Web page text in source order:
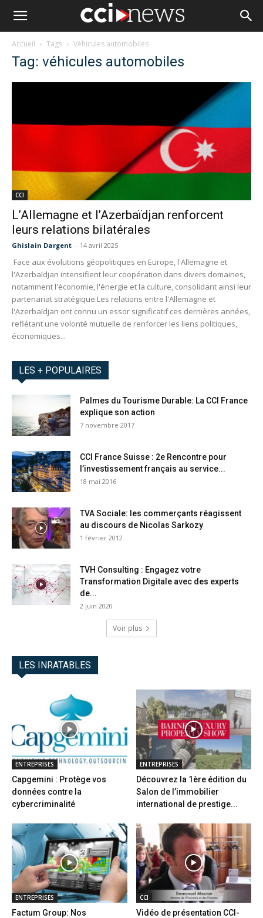
Accueil Tags Véhicules automobiles
Tag: véhicules automobiles
CCI
L’Allemagne et l’Azerbaïdjan renforcent
leurs relations bilatérales​
Ghislain Dargent - 14 avril 2025
Face aux évolutions géopolitiques en Europe, l'Allemagne et
l'Azerbaïdjan intensifient leur coopération dans divers domaines,
notamment l'économie, l'énergie et la culture, consolidant ainsi leur
partenariat stratégique.​ Les relations entre l'Allemagne et
l'Azerbaïdjan ont connu un essor significatif ces dernières années,
reflétant une volonté mutuelle de renforcer les liens politiques,
économiques...
LES + POPULAIRES
Palmes du Tourisme Durable: La CCI France
explique son action
7 novembre 2017
CCI France Suisse : 2e Rencontre pour
l’investissement français au service...
18 mai 2016
TVA Sociale: les commerçants réagissent
au discours de Nicolas Sarkozy
1 février 2012
TVH Consulting : Engagez votre
Transformation Digitale avec des experts
de...
2 juin 2020
Voir plus
LES INRATABLES
ENTREPRISES
Capgemini : Protège vos
données contre la
cybercriminalité
ENTREPRISES
Découvrez la 1ère édition du
Salon de l’immobilier
international de prestige...
ENTREPRISES
Factum Group: Nos
CCI
Vidéo de présentation CCI-